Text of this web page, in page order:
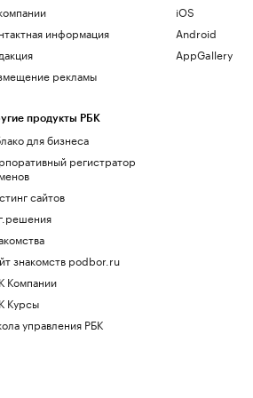
информация
рекламы
продукты РБК
для бизнеса
регистратор
сайтов
знакомств podbor.ru
Компании
Курсы
управления РБК
iOS
Android
AppGallery